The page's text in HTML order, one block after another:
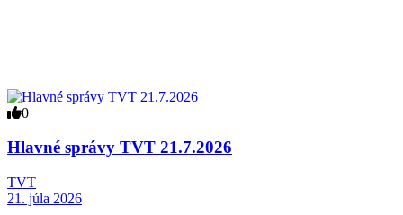
0
Hlavné správy TVT 21.7.2026
TVT
21. júla 2026